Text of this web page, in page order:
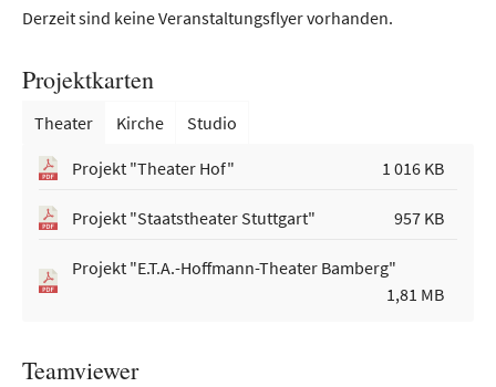
Derzeit sind keine Veranstaltungsflyer vorhanden.
Projektkarten
Theater Kirche Studio
Projekt "Theater Hof" 1 016 KB
Projekt "Staatstheater Stuttgart" 957 KB
Projekt "E.T.A.-Hoffmann-Theater Bamberg"
1,81 MB
Teamviewer